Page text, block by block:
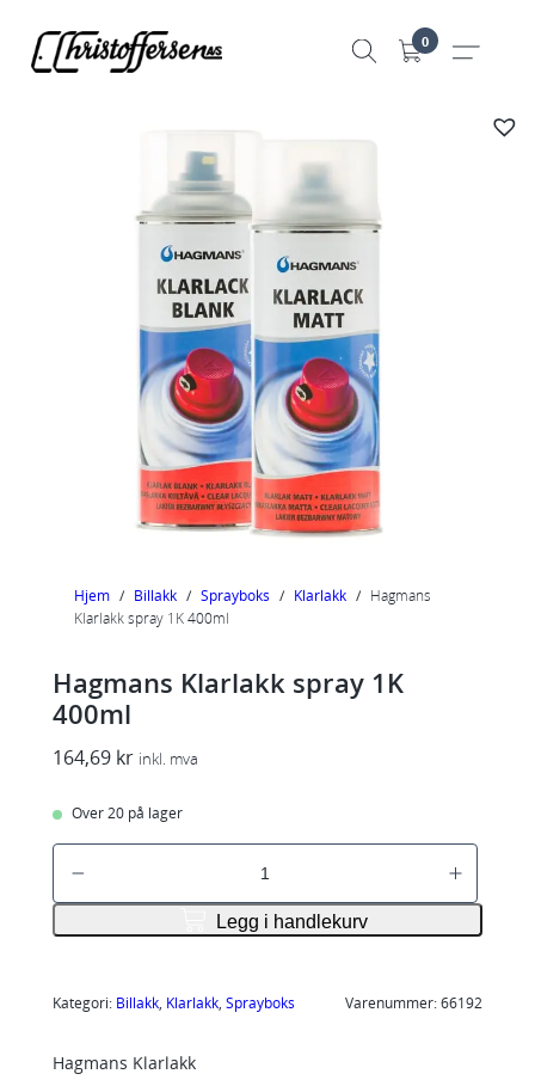
0
Hjem / Billakk / Sprayboks / Klarlakk / Hagmans
Klarlakk spray 1K 400ml
Hagmans Klarlakk spray 1K
400ml
164,69 kr inkl. mva
Over 20 på lager
H
n
K
Legg i handlekurv
Kategori: Billakk, Klarlakk, Sprayboks Varenummer:66192
Hagmans Klarlakk